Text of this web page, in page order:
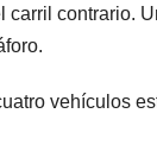
contrario.
vehículos